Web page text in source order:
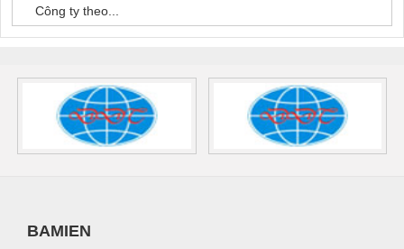
Công ty theo...
BAMIEN